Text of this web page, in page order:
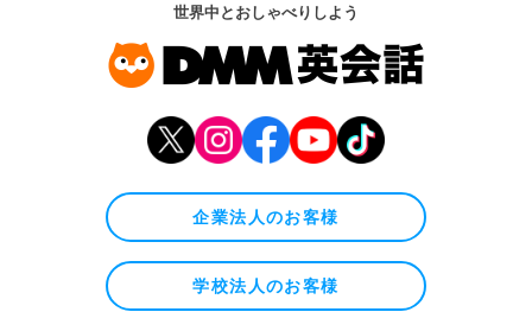
世界中とおしゃべりしよう
企業法人のお客様
学校法人のお客様